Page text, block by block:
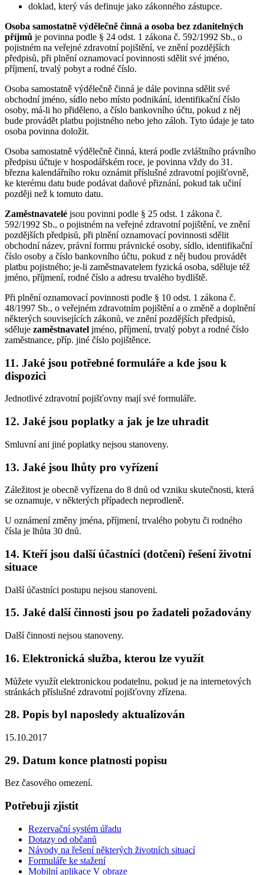
doklad, který vás definuje jako zákonného zástupce.
Osoba samostatně výdělečně činná a osoba bez zdanitelných
příjmů je povinna podle § 24 odst. 1 zákona č. 592/1992 Sb., o
pojistném na veřejné zdravotní pojištění, ve znění pozdějších
předpisů, při plnění oznamovací povinnosti sdělit své jméno,
příjmení, trvalý pobyt a rodné číslo.
Osoba samostatně výdělečně činná je dále povinna sdělit své
obchodní jméno, sídlo nebo místo podnikání, identifikační číslo
osoby, má-li ho přiděleno, a číslo bankovního účtu, pokud z něj
bude provádět platbu pojistného nebo jeho záloh. Tyto údaje je tato
osoba povinna doložit.
Osoba samostatně výdělečně činná, která podle zvláštního právního
předpisu účtuje v hospodářském roce, je povinna vždy do 31.
března kalendářního roku oznámit příslušné zdravotní pojišťovně,
ke kterému datu bude podávat daňové přiznání, pokud tak učiní
později než k tomuto datu.
Zaměstnavatelé jsou povinni podle § 25 odst. 1 zákona č.
592/1992 Sb., o pojistném na veřejné zdravotní pojištění, ve znění
pozdějších předpisů, při plnění oznamovací povinnosti sdělit
obchodní název, právní formu právnické osoby, sídlo, identifikační
číslo osoby a číslo bankovního účtu, pokud z něj budou provádět
platbu pojistného; je-li zaměstnavatelem fyzická osoba, sděluje též
jméno, příjmení, rodné číslo a adresu trvalého bydliště.
Při plnění oznamovací povinnosti podle § 10 odst. 1 zákona č.
48/1997 Sb., o veřejném zdravotním pojištění a o změně a doplnění
některých souvisejících zákonů, ve znění pozdějších předpisů,
sděluje zaměstnavatel jméno, příjmení, trvalý pobyt a rodné číslo
zaměstnance, příp. jiné číslo pojištěnce.
11. Jaké jsou potřebné formuláře a kde jsou k
dispozici
Jednotlivé zdravotní pojišťovny mají své formuláře.
12. Jaké jsou poplatky a jak je lze uhradit
Smluvní ani jiné poplatky nejsou stanoveny.
13. Jaké jsou lhůty pro vyřízení
Záležitost je obecně vyřízena do 8 dnů od vzniku skutečnosti, která
se oznamuje, v některých případech neprodleně.
U oznámení změny jména, příjmení, trvalého pobytu či rodného
čísla je lhůta 30 dnů.
14. Kteří jsou další účastníci (dotčení) řešení životní
situace
Další účastníci postupu nejsou stanoveni.
15. Jaké další činnosti jsou po žadateli požadovány
Další činnosti nejsou stanoveny.
16. Elektronická služba, kterou lze využít
Můžete využít elektronickou podatelnu, pokud je na internetových
stránkách příslušné zdravotní pojišťovny zřízena.
28. Popis byl naposledy aktualizován
15.10.2017
29. Datum konce platnosti popisu
Bez časového omezení.
Potřebuji zjistit
Rezervační systém úřadu
Dotazy od občanů
Návody na řešení některých životních situací
Formuláře ke stažení
Mobilní aplikace V obraze